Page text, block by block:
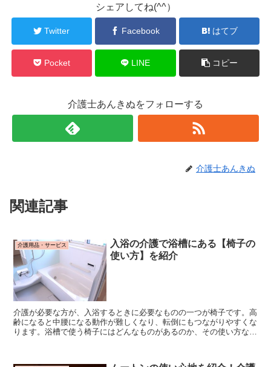
シェアしてね(^^）
Twitter Facebook はてブ
Pocket LINE コピー
介護士あんきぬをフォローする
介護士あんきぬ
関連記事
介護用品・サービス
入浴の介護で浴槽にある【椅子の
使い方】を紹介
介護が必要な方が、入浴するときに必要なものの一つが椅子です。高
齢になると中腰になる動作が難しくなり、転倒にもつながりやすくな
ります。浴槽で使う椅子にはどんなものがあるのか、その使い方など